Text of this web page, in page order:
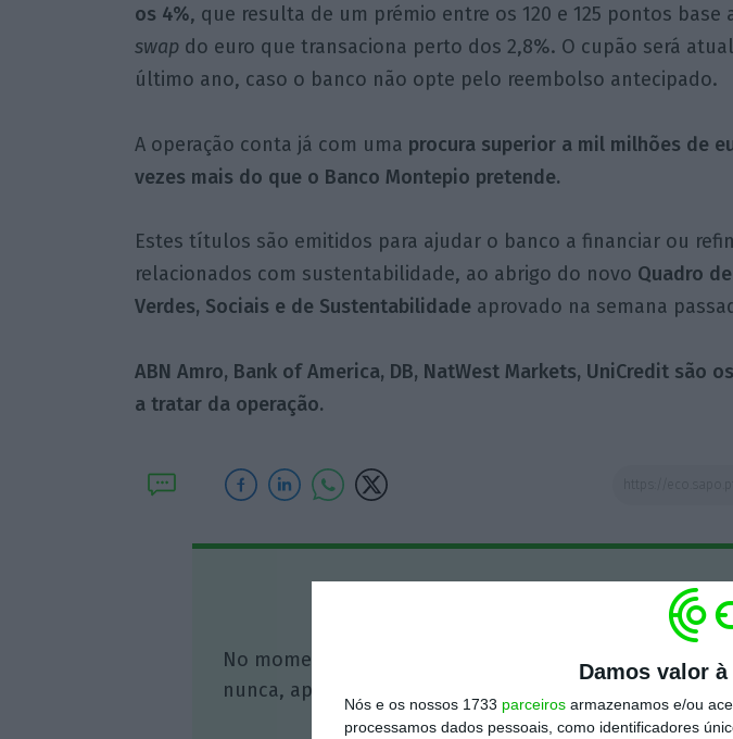
Damos valor
Nós e os nossos 1733 parceiros armazenamos e/ou
processamos dados pessoais, como identificadores
os 4%, que resulta de um prémio entre os 120 e 125 pontos base
swapdo euro que transaciona perto dos 2,8%. O cupão será
último ano, caso o banco não opte pelo reembolso antecipado.
A operação conta já com uma procura superior a mil milhões de
vezes mais do que o Banco Montepio pretende.
Estes títulos são emitidos para ajudar o banco a financiar ou
relacionados com sustentabilidade, ao abrigo do novo Quadro
Verdes, Sociais e de Sustentabilidade aprovado na semana
ABN Amro, Bank of America, DB, NatWest Markets, UniCredit são
a tratar da operação.
Assine o ECO Premium
No momento em que a informação é mais importante
nunca, apoie o jornalismo independente e rigoroso.